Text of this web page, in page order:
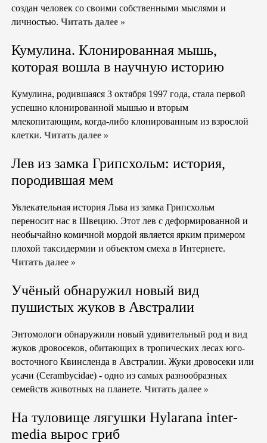
создан человек со своими собственными мыслями и
личностью. Читать далее »
Кумулина. Клонированная мышь,
которая вошла в научную историю
Кумулина, родившаяся 3 октября 1997 года, стала первой
успешно клонированной мышью и вторым
млекопитающим, когда-либо клонированным из взрослой
клетки. Читать далее »
Лев из замка Грипсхольм: история,
породившая мем
Увлекательная история Льва из замка Грипсхольм
переносит нас в Швецию. Этот лев с деформированной и
необычайно комичной мордой является ярким примером
плохой таксидермии и объектом смеха в Интернете.
Читать далее »
Учёный обнаружил новый вид
пушистых жуков в Австралии
Энтомологи обнаружили новый удивительный род и вид
жуков дровосеков, обитающих в тропических лесах юго-
восточного Квинсленда в Австралии. Жуки дровосеки или
усачи (Cerambycidae) - одно из самых разнообразных
семейств животных на планете. Читать далее »
На туловище лягушки Hylarana inter-
media вырос гриб